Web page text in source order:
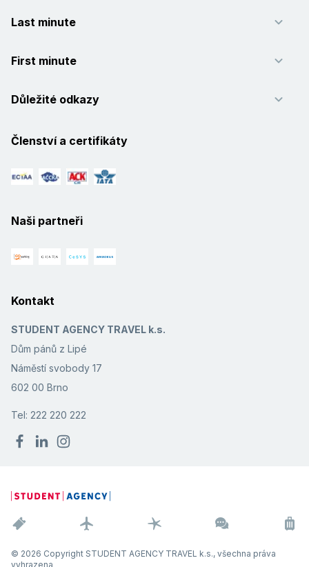
Last minute
First minute
Důležité odkazy
Členství a certifikáty
Naši partneři
Kontakt
STUDENT AGENCY TRAVEL k.s.
Dům pánů z Lipé
Náměstí svobody 17
602 00 Brno
Tel: 222 220 222
© 2026 Copyright STUDENT AGENCY TRAVEL k.s., všechna práva
vyhrazena